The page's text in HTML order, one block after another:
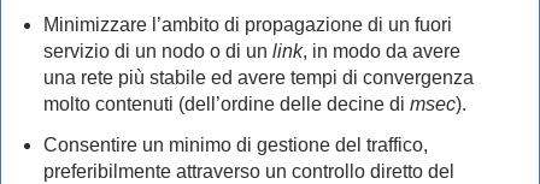
Minimizzare l’ambito di propagazione di un fuori
servizio di un nodo o di un link, in modo da avere
una rete più stabile ed avere tempi di convergenza
molto contenuti (dell’ordine delle decine di msec).
Consentire un minimo di gestione del traffico,
preferibilmente attraverso un controllo diretto del